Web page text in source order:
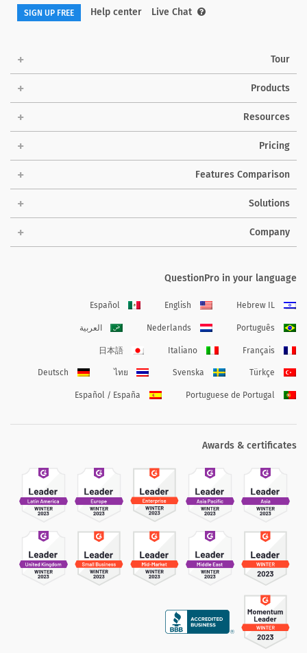
Help center Live Chat
SIGN UP FREE
Tour
Products
Resources
Pricing
Features Comparison
Solutions
Company
QuestionPro in your language
Hebrew IL
English
Español
Português
Nederlands العربية
Français
Italiano
日本語
Türkçe
Svenska
ไทย
Deutsch
Portuguese de Portugal
Español / España
Awards & certificates